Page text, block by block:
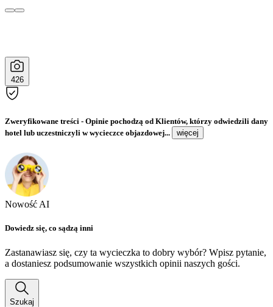
426
Zweryfikowane treści - Opinie pochodzą od Klientów, którzy odwiedzili dany
hotel lub uczestniczyli w wycieczce objazdowej...
więcej
Nowość AI
Dowiedz się, co sądzą inni
Zastanawiasz się, czy ta wycieczka to dobry wybór? Wpisz pytanie,
a dostaniesz podsumowanie wszystkich opinii naszych gości.
Szukaj